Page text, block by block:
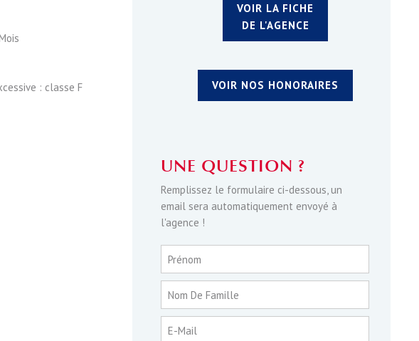
: classe F
VOIR LA FICHE
DE L'AGENCE
VOIR NOS HONORAIRES
UNE QUESTION ?
Remplissez le formulaire ci-dessous, un
email sera automatiquement envoyé à
l'agence !
Prénom
Nom De Famille
E-Mail